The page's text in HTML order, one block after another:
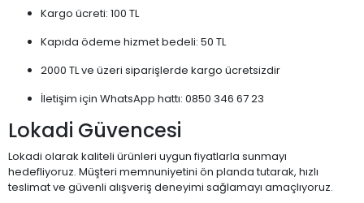
Kargo ücreti: 100 TL
Kapıda ödeme hizmet bedeli: 50 TL
2000 TL ve üzeri siparişlerde kargo ücretsizdir
İletişim için WhatsApp hattı: 0850 346 67 23
Lokadi Güvencesi
Lokadi olarak kaliteli ürünleri uygun fiyatlarla sunmayı
hedefliyoruz. Müşteri memnuniyetini ön planda tutarak, hızlı
teslimat ve güvenli alışveriş deneyimi sağlamayı amaçlıyoruz.